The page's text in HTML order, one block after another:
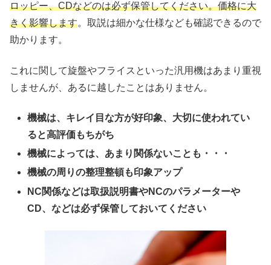
ロッピー、CDなどのは必ず保管してください。価格に大
きく影響します。取説は細かな仕様なども確認できるので
助かります。
これに関して旋盤やフライスといった汎用機はあまり重視
しませんが、あるに越したことはありません。
機械は、キレイ目な方が好印象、大切に使われてい
ると高評価もちがち
機械によっては、あまり関係ないことも・・・
機械の周りの整理整頓も印象アップ
NC関係などは取扱説明書やNCのパラメーターや
CD、などは必ず保管しておいてください